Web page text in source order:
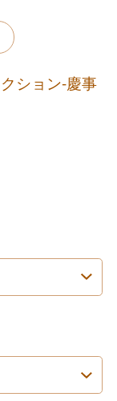
ション-慶事